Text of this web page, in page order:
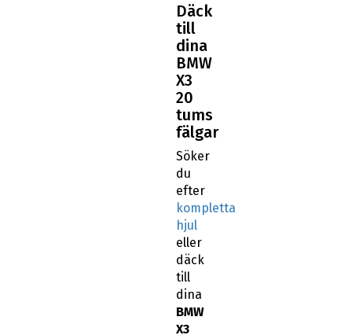
Däck
till
dina
BMW
X3
20
tums
fälgar
Söker
du
efter
kompletta
hjul
eller
däck
till
dina
BMW
X3